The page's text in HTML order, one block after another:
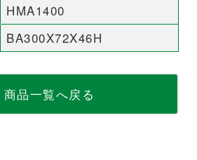
HMA1400
BA300X72X46H
商品一覧へ戻る